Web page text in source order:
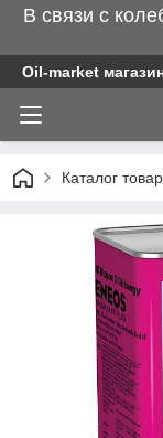
В связи с
Oil-market
Каталог